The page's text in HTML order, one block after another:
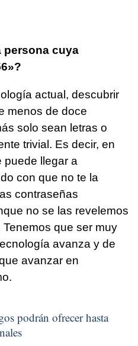
persona cuya
actual, descubrir
menos de doce
solo sean letras o
trivial. Es decir, en
puede llegar a
con que no te la
contraseñas
no se las revelemos
que ser muy
avanza y de
avanzar en
podrán ofrecer hasta